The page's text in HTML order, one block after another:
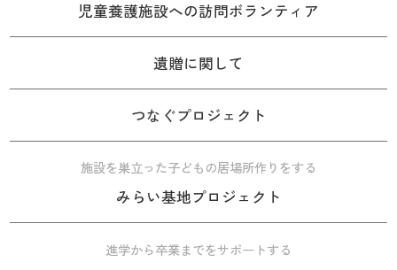
児童養護施設への訪問ボランティア
遺贈に関して
つなぐプロジェクト
施設を巣立った子どもの居場所作りをする
みらい基地プロジェクト
進学から卒業までをサポートする